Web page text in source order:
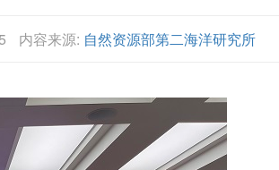
内容来源: 自然资源部第二海洋研究所